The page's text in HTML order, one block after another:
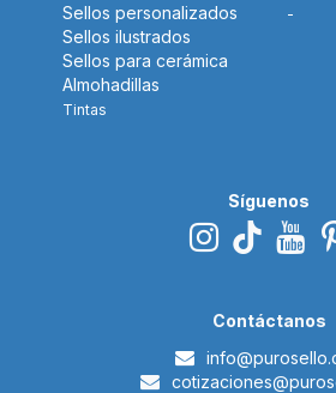
Sellos personalizados
Sellos ilustrados
Sellos para cerámica
Almohadillas
Tintas
-
Síguenos
Contáctanos
i​nfo@p